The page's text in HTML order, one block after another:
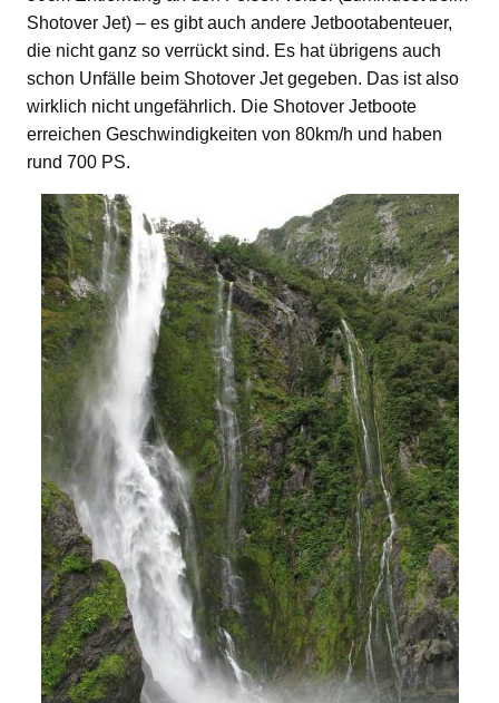
Shotover Jet) – es gibt auch andere Jetbootabenteuer,
die nicht ganz so verrückt sind. Es hat übrigens auch
schon Unfälle beim Shotover Jet gegeben. Das ist also
wirklich nicht ungefährlich. Die Shotover Jetboote
erreichen Geschwindigkeiten von 80km/h und haben
rund 700 PS.